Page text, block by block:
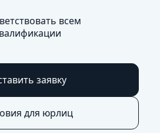
всем
заявку
для юрлиц